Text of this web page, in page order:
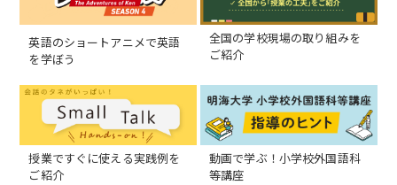
英語のショートアニメで英語
を学ぼう
全国の学校現場の取り組みを
ご紹介
授業ですぐに使える実践例を
ご紹介
動画で学ぶ！小学校外国語科
等講座